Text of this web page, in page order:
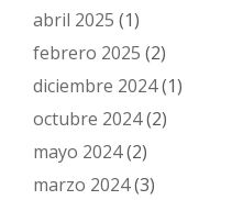
abril 2025 (1)
febrero 2025 (2)
diciembre 2024(1)
octubre 2024(2)
mayo 2024(2)
marzo 2024(3)